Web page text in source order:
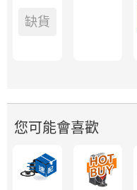
缺貨
您可能會喜歡